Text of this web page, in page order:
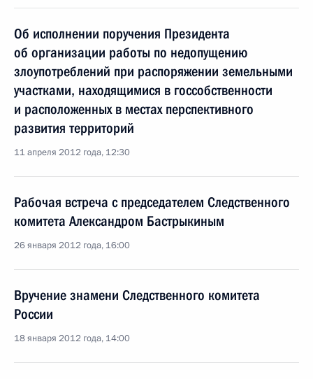
Об исполнении поручения Президента
об организации работы по недопущению
злоупотреблений при распоряжении земельными
участками, находящимися в госсобственности
и расположенных в местах перспективного
развития территорий
11 апреля 2012 года, 12:30
Рабочая встреча с председателем Следственного
комитета Александром Бастрыкиным
26 января 2012 года, 16:00
Вручение знамени Следственного комитета
России
18 января 2012 года, 14:00